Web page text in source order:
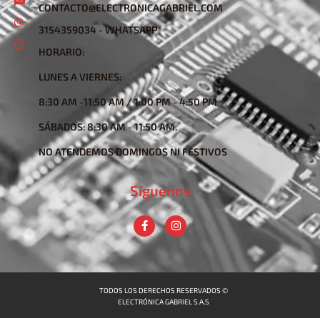
CONTACTO@ELECTRONICAGABRIEL.COM
3154359034 - WHATSAPP
HORARIO:
LUNES A VIERNES:
8:30 AM -11:50 AM / 1:00 PM - 4:50 PM
SÁBADOS: 8:30 AM - 11:50 AM.
NO ATENDEMOS DOMINGOS NI FESTIVOS
Síguenos
TODOS LOS DERECHOS RESERVADOS ©
ELECTRÓNICA GABRIEL S.A.S